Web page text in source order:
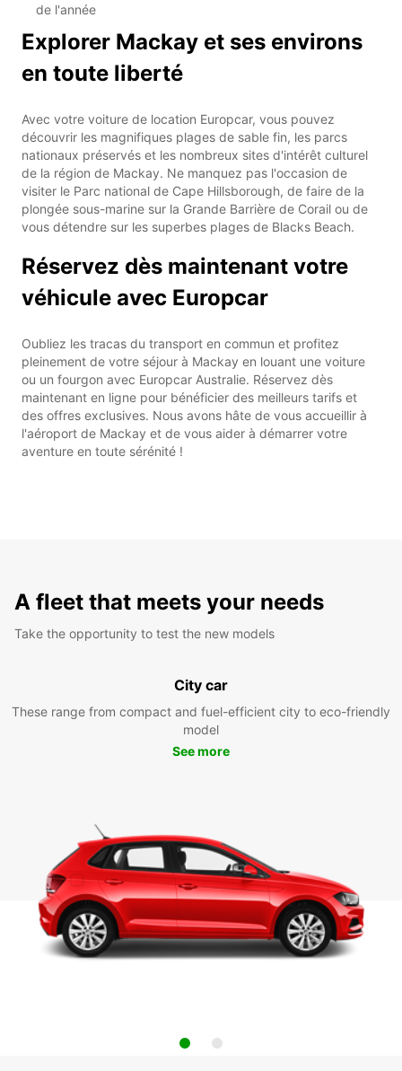
de l'année
Explorer Mackay et ses environs
en toute liberté
Avec votre voiture de location Europcar, vous pouvez
découvrir les magnifiques plages de sable fin, les parcs
nationaux préservés et les nombreux sites d'intérêt culturel
de la région de Mackay. Ne manquez pas l'occasion de
visiter le Parc national de Cape Hillsborough, de faire de la
plongée sous-marine sur la Grande Barrière de Corail ou de
vous détendre sur les superbes plages de Blacks Beach.
Réservez dès maintenant votre
véhicule avec Europcar
Oubliez les tracas du transport en commun et profitez
pleinement de votre séjour à Mackay en louant une voiture
ou un fourgon avec Europcar Australie. Réservez dès
maintenant en ligne pour bénéficier des meilleurs tarifs et
des offres exclusives. Nous avons hâte de vous accueillir à
l'aéroport de Mackay et de vous aider à démarrer votre
aventure en toute sérénité !
A fleet that meets your needs
Take the opportunity to test the new models
City car
These range from compact and fuel-efficient city to eco-friendly
model
See more